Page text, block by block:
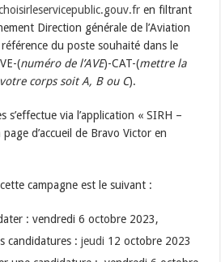
en filtrant
Direction générale de l’Aviation
du poste souhaité dans le
(numéro de l’AVE)-CAT-(mettre la
corps soit A, B ou C).
s’effectue via l’application « SIRH –
d’accueil de Bravo Victor en
campagne est le suivant :
: vendredi 6 octobre 2023,
candidatures :jeudi 12 octobre 2023